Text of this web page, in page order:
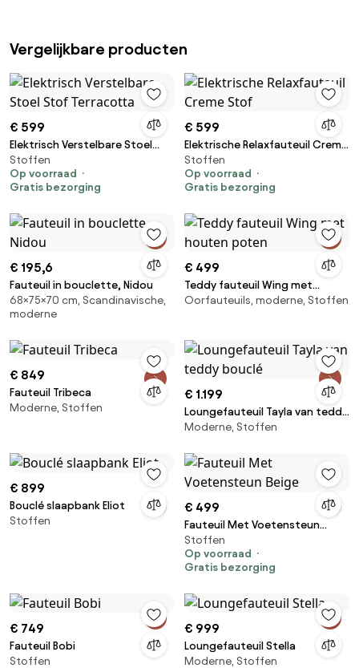
Vergelijkbare producten
€ 599
Elektrisch Verstelbare Stoel
Stof Terracotta
Stoffen
Op voorraad
Gratis bezorging
€ 599
Elektrische Relaxfauteuil Creme
Stof
Stoffen
Op voorraad
Gratis bezorging
€ 195,6
Fauteuil in bouclette, Nidou
68×75×70 cm, Scandinavische,
moderne
€ 499
Teddy fauteuil Wing met
houten poten
Oorfauteuils, moderne, Stoffen
€ 849
Fauteuil Tribeca
Moderne, Stoffen
€ 1.199
Loungefauteuil Tayla van teddy
bouclé
Moderne, Stoffen
€ 899
Bouclé slaapbank Eliot
Stoffen
€ 499
Fauteuil Met Voetensteun
Beige
Stoffen
Op voorraad
Gratis bezorging
€ 749
Fauteuil Bobi
Stoffen
€ 999
Loungefauteuil Stella
Moderne, Stoffen